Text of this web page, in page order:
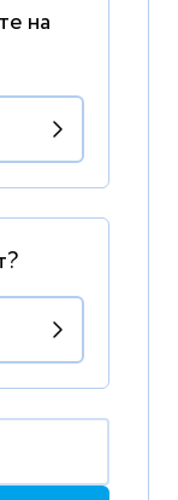
на